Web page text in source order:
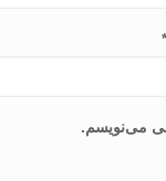
*
می‌نویسم.